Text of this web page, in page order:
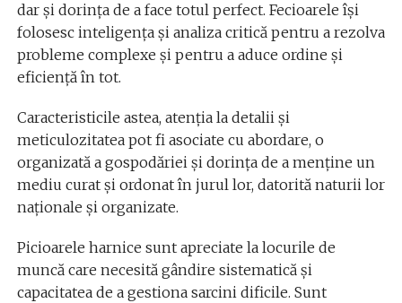
dar și dorința de a face totul perfect. Fecioarele își
folosesc inteligența și analiza critică pentru a rezolva
probleme complexe și pentru a aduce ordine și
eficiență în tot.
Caracteristicile astea, atenția la detalii și
meticulozitatea pot fi asociate cu abordare, o
organizată a gospodăriei și dorința de a menține un
mediu curat și ordonat în jurul lor, datorită naturii lor
naționale și organizate.
Picioarele harnice sunt apreciate la locurile de
muncă care necesită gândire sistematică și
capacitatea de a gestiona sarcini dificile. Sunt